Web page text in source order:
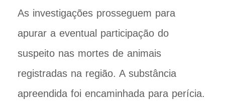
As investigações prosseguem para
apurar a eventual participação do
suspeito nas mortes de animais
registradas na região. A substância
apreendida foi encaminhada para perícia.